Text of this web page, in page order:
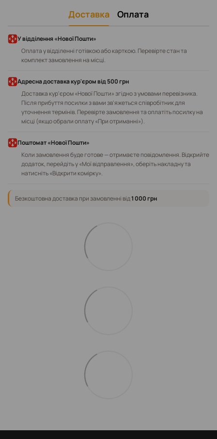
Доставка Оплата
У відділення «Нової Пошти»
Оплата у відділенні готівкою або карткою. Перевірте стан та
комплект замовлення на місці.
Адресна доставка кур'єром від 500 грн
Доставка кур'єром «Нової Пошти» згідно з умовами перевізника.
Після прибуття посилки з вами зв'яжеться співробітник для
уточнення термінів. Перевірте замовлення та оплатіть посилку на
місці (якщо обрали оплату «При отриманні»).
Поштомат «Нової Пошти»
Коли замовлення буде готове — отримаєте повідомлення. Відкрийте
додаток, перейдіть у «Мої відправлення», оберіть накладну та
натисніть «Відкрити комірку».
Безкоштовна доставка при замовленні від1 000 грн